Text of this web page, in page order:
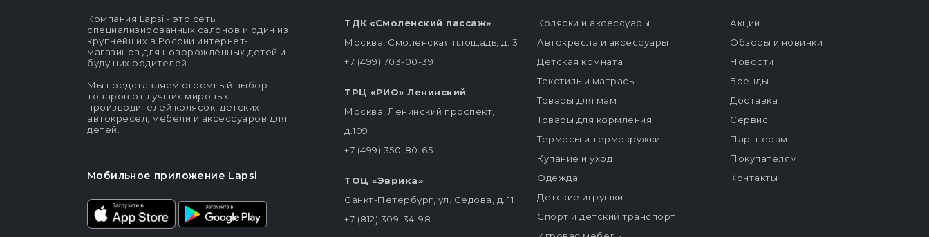
Компания Lapsi - это сеть
специализированных салонов и один из
крупнейших в России интернет-
магазинов для новорождённых детей и
будущих родителей.
Мы представляем огромный выбор
товаров от лучших мировых
производителей колясок, детских
автокресел, мебели и аксессуаров для
детей.
Мобильное приложение Lapsi
ТДК «Смоленский пассаж»
Москва, Смоленская площадь, д. 3
+7 (499) 703-00-39
ТРЦ «РИО» Ленинский
Москва, Ленинский проспект,
д.109
+7 (499) 350-80-65
ТОЦ «Эврика»
Санкт-Петербург, ул. Седова, д. 11
+7 (812) 309-34-98
Коляски и аксессуары
Автокресла и аксессуары
Детская комната
Текстиль и матрасы
Товары для мам
Товары для кормления
Термосы и термокружки
Купание и уход
Одежда
Детские игрушки
Спорт и детский транспорт
Акции
Обзоры и новинки
Новости
Бренды
Доставка
Сервис
Партнерам
Покупателям
Контакты